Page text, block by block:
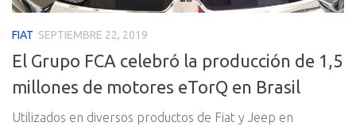
FIAT SEPTIEMBRE 22, 2019
El Grupo FCA celebró la producción de 1,5
millones de motores eTorQ en Brasil
Utilizados en diversos productos de Fiat y Jeep en